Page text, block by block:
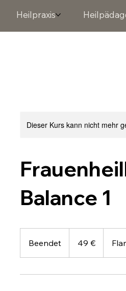
Heilpraxis
Dieser Kurs kann nicht mehr
Balance 1
Beendet
e
49 €